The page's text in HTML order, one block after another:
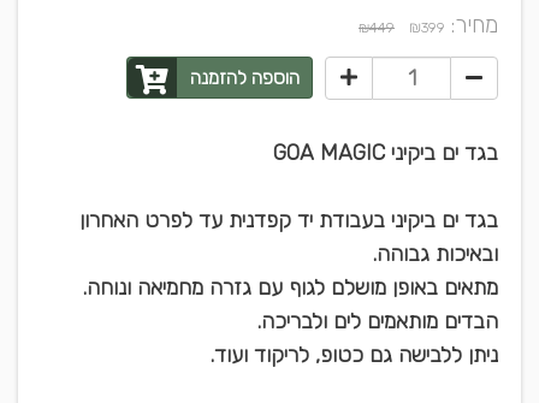
מחיר: ₪399
₪449
הוספה להזמנה
בגד ים ביקיני GOA MAGIC
בגד ים ביקיני בעבודת יד קפדנית עד לפרט האחרון
ובאיכות גבוהה.
מתאים באופן מושלם לגוף עם גזרה מחמיאה ונוחה.
הבדים מותאמים לים ולבריכה.
ניתן ללבישה גם כטופ, לריקוד ועוד.